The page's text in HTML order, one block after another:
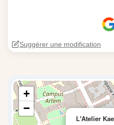
Suggérer une modification
L'Atelier
+
−